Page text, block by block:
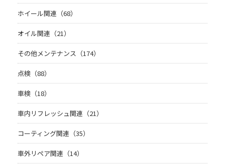
ホイール関連（68）
オイル関連（21）
その他メンテナンス（174）
点検（88）
車検（18）
車内リフレッシュ関連（21）
コーティング関連（35）
車外リペア関連（14）